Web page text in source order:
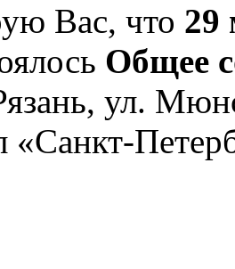
Вас, что 29
Общее
ул.
«Санкт-